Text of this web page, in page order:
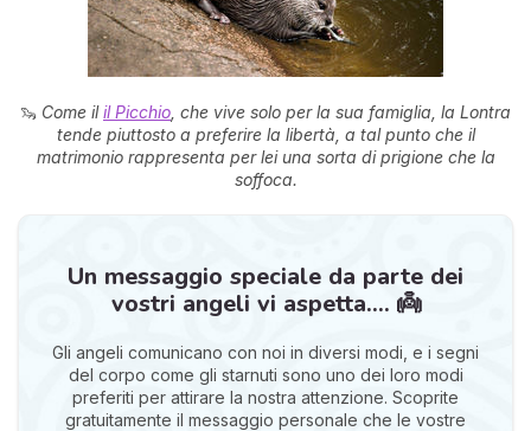
🦦 Come ilil Picchio , che vive solo per la sua famiglia, la Lontra
tende piuttosto a preferire la libertà, a tal punto che il
matrimonio rappresenta per lei una sorta di prigione che la
soffoca.
Un messaggio speciale da parte dei
vostri angeli vi aspetta.... 👼
Gli angeli comunicano con noi in diversi modi, e i segni
del corpo come gli starnuti sono uno dei loro modi
preferiti per attirare la nostra attenzione. Scoprite
gratuitamente il messaggio personale che le vostre